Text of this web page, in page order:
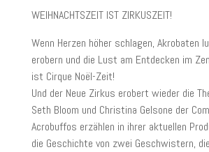
WEIHNACHTSZEIT IST ZIRKUSZEIT!
Wenn Herzen höher schlagen, Akrobaten
erobern und die Lust am Entdecken im
ist Cirque Noël-Zeit!
Und der Neue Zirkus erobert wieder die
Seth Bloom und Christina Gelsone der
Acrobuffos erzählen in ihrer aktuellen
die Geschichte von zwei Geschwistern,